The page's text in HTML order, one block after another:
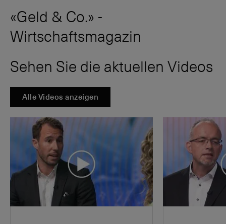
«Geld & Co.» -
Wirtschaftsmagazin
Sehen Sie die aktuellen Videos
Alle Videos anzeigen